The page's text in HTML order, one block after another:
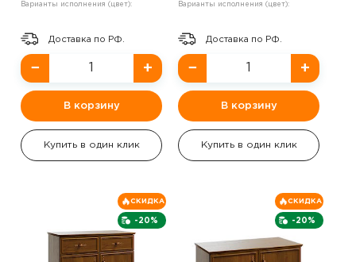
Варианты исполнения (цвет):
Доставка по РФ.
− +
В корзину
Купить в один клик
Варианты исполнения (цвет):
Доставка по РФ.
− +
В корзину
Купить в один клик
-20%
СКИДКА
-20%
СКИДКА